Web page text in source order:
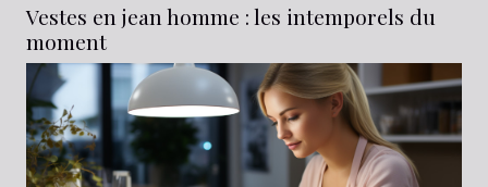
Vestes en jean homme : les intemporels du
moment